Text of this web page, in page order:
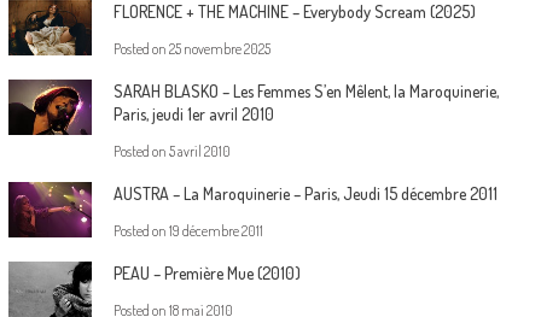
FLORENCE + THE MACHINE – Everybody Scream (2025)
Posted on 25 novembre 2025
SARAH BLASKO – Les Femmes S’en Mêlent, la Maroquinerie,
Paris, jeudi 1er avril 2010
Posted on 5 avril 2010
AUSTRA – La Maroquinerie – Paris, Jeudi 15 décembre 2011
Posted on 19 décembre 2011
PEAU – Première Mue (2010)
Posted on 18 mai 2010